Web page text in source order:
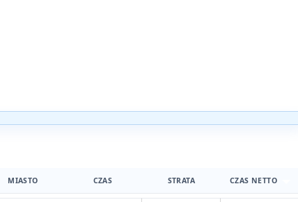
MIASTO CZAS STRATA CZAS NETTO